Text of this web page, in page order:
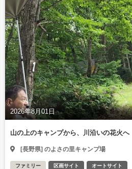
2026年8月01日
山の上のキャンプから、川沿いの花火
[長野県] のよさの里キャンプ場
ファミリー 区画サイト オートサイト